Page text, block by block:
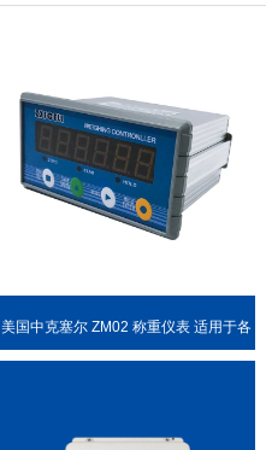
美国中克塞尔 ZM02 称重仪表 适用于各